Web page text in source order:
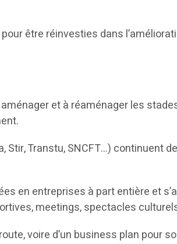
être réinvesties dans
et à réaménager les
Transtu, SNCFT…) continuent
en entreprises à part entière et
meetings, spectacles
voire d’un business plan pour